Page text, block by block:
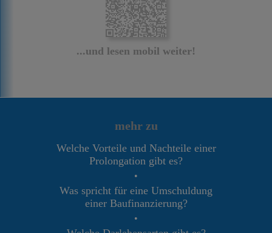
...und lesen mobil weiter!
mehr zu
Welche Vorteile und Nachteile einer
Prolongation gibt es?
•
Was spricht für eine Umschuldung
einer Baufinanzierung?
•